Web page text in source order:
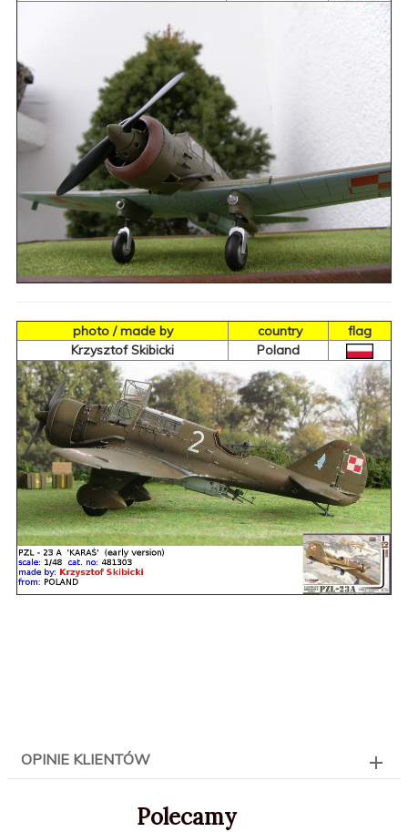
photo / made by country
flag
Krzysztof Skibicki
Poland
OPINIE KLIENTÓW
Polecamy